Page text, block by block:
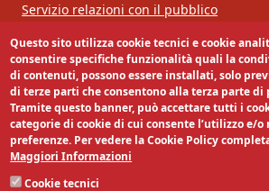
Servizio relazioni con il pubblico
Segui la nostra pagina:
Questo sito utilizza cookie tecnici e cookie
consentire specifiche funzionalità quali la
di contenuti, possono essere installati, solo
di terze parti che consentono alla terza parte
Tramite questo banner, può accettare tutti i
categorie di cookie di cui consente l’utilizzo e/o
preferenze. Per vedere la Cookie Policy
Maggiori Informazioni
Cookie tecnici